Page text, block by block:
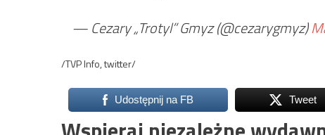
— Cezary „Trotyl” Gmyz (@cezarygmyz)
/TVP Info, twitter/
Udostępnij na FB Tweet